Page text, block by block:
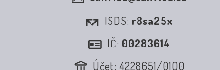
ISDS: r8sa25x
IČ: 00283614
Účet: 4228651/0100